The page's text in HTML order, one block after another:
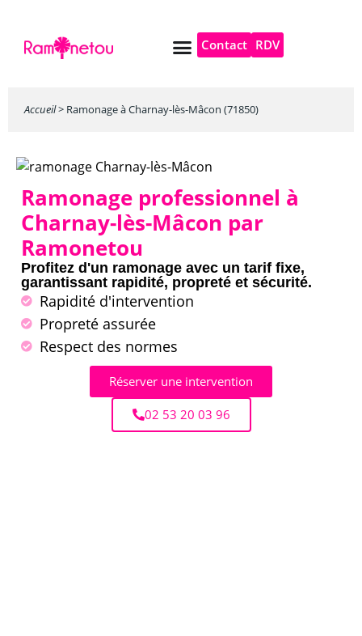
Contact RDV
Accueil> Ramonage à Charnay-lès-Mâcon (71850)
Ramonage professionnel à
Charnay-lès-Mâcon par
Ramonetou
Profitez d'un ramonage avec un tarif fixe,
garantissant rapidité, propreté et sécurité.
Rapidité d'intervention
Propreté assurée
Respect des normes
Réserver une intervention
02 53 20 03 96